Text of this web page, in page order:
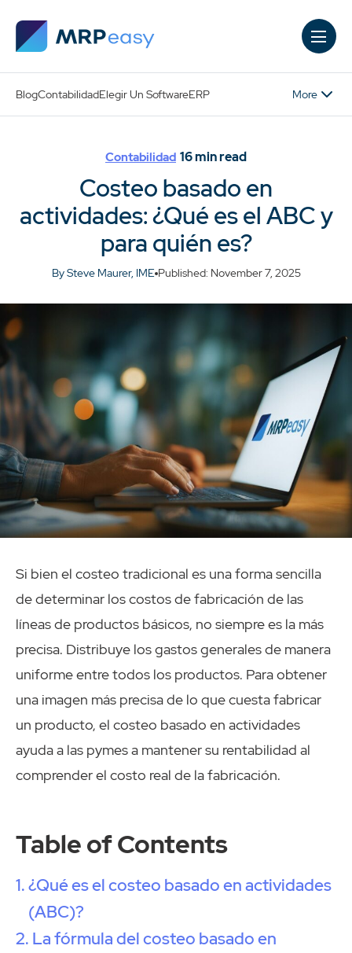
BlogContabilidadElegir Un SoftwareERP More
Contabilidad 16min read
Costeo basado en
actividades: ¿Qué es el ABC y
para quién es?
By Steve Maurer, IME Published: November 7, 2025
Si bien el costeo tradicional es una forma sencilla
de determinar los costos de fabricación de las
líneas de productos básicos, no siempre es la más
precisa. Distribuye los gastos generales de manera
uniforme entre todos los productos. Para obtener
una imagen más precisa de lo que cuesta fabricar
un producto, el costeo basado en actividades
ayuda a las pymes a mantener su rentabilidad al
comprender el costo real de la fabricación.
Table of Contents
¿Qué es el costeo basado en actividades
(ABC)?
La fórmula del costeo basado en